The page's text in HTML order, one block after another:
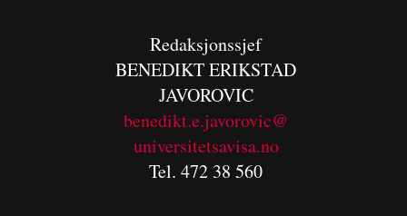
Redaksjonssjef
BENEDIKTERIKSTAD
JAVOROVIC
benedikt.e.javorovic@
universitetsavisa.no
Tel. 472 38 560